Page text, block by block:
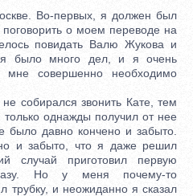
Во-первых, я должен был
поговорить о моем переводе на
повидать Валю Жукова и
было много дел, и я очень
мне совершенно необходимо
собирался звонить Кате, тем
только однажды получил от нее
было давно кончено и забыто.
и забыто, что я даже решил
случай приготовил первую
Но у меня почему-то
трубку, и неожиданно я сказал